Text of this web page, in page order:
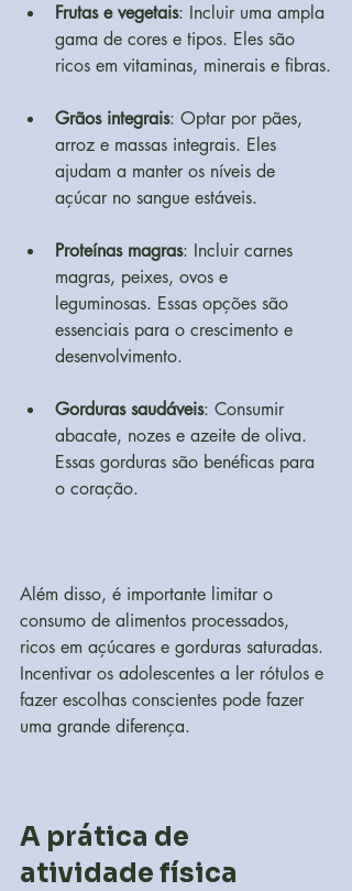
Frutas e vegetais: Incluir uma ampla
gama de cores e tipos. Eles são
ricos em vitaminas, minerais e fibras.
Grãos integrais: Optar por pães,
arroz e massas integrais. Eles
ajudam a manter os níveis de
açúcar no sangue estáveis.
Proteínas magras: Incluir carnes
magras, peixes, ovos e
leguminosas. Essas opções são
essenciais para o crescimento e
desenvolvimento.
Gorduras saudáveis: Consumir
abacate, nozes e azeite de oliva.
Essas gorduras são benéficas para
o coração.
Além disso, é importante limitar o
consumo de alimentos processados,
ricos em açúcares e gorduras saturadas.
Incentivar os adolescentes a ler rótulos e
fazer escolhas conscientes pode fazer
uma grande diferença.
A prática de
atividade física